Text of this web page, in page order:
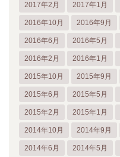
2017年2月 2017年1月
2016年10月 2016年9月
2016年6月 2016年5月
2016年2月 2016年1月
2015年10月 2015年9月
2015年6月 2015年5月
2015年2月 2015年1月
2014年10月 2014年9月
2014年6月 2014年5月